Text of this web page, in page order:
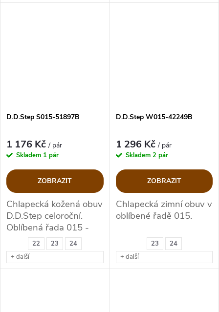
22 23
24
+ další
D.D.Step S015-51897B
1 176 Kč/ pár
Skladem 1 pár
ZOBRAZIT
Chlapecká kožená obuv
D.D.Step celoroční.
Oblíbená řada 015 -
23
24
+ další
D.D.Step W015-42249B
1 296 Kč/ pár
Skladem 2 pár
ZOBRAZIT
Chlapecká zimní obuv v
oblíbené řadě 015.